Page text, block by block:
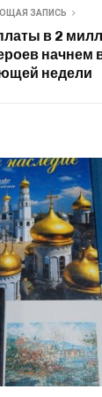
ЗАПИСЬ
в 2
начнем
недели